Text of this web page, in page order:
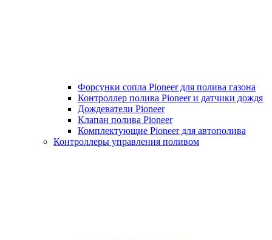
Форсунки сопла Pioneer для полива газона
Контроллер полива Pioneer и датчики дождя
Дождеватели Pioneer
Клапан полива Pioneer
Комплектующие Pioneer для автополива
Контроллеры управления поливом